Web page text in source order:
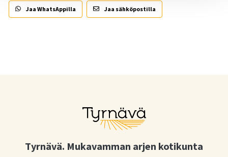
Jaa WhatsAppilla Jaa sähköpostilla
Tyrnävä. Mukavamman arjen kotikunta